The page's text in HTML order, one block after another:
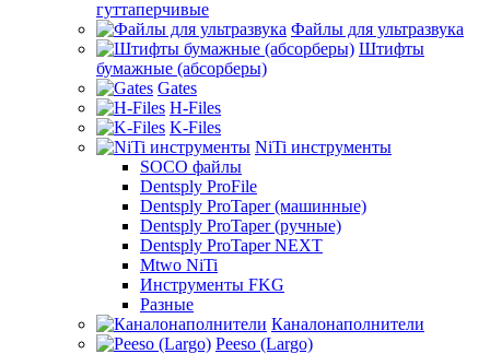
гуттаперчивые
Файлы для ультразвука
Штифты
бумажные (абсорберы)
Gates
H-Files
K-Files
NiTi инструменты
SOCO файлы
Dentsply ProFile
Dentsply ProTaper (машинные)
Dentsply ProTaper (ручные)
Dentsply ProTaper NEXT
Mtwo NiTi
Инструменты FKG
Разные
Каналонаполнители
Peeso (Largo)